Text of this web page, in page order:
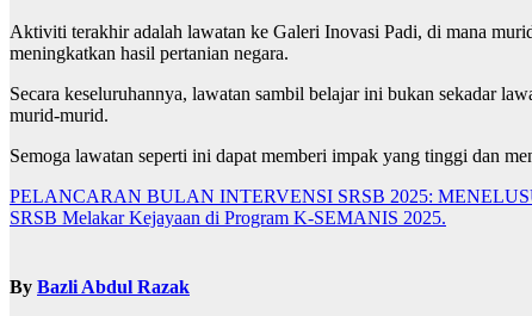
Aktiviti terakhir adalah lawatan ke Galeri Inovasi Padi, di mana
meningkatkan hasil pertanian negara.
Secara keseluruhannya, lawatan sambil belajar ini bukan sekadar
murid-murid.
Semoga lawatan seperti ini dapat memberi impak yang tinggi dan
Navigasi
kiriman
PELANCARAN BULAN INTERVENSI SRSB 2025:
SRSB Melakar Kejayaan di Program K-SEMANIS 2025.
By Bazli Abdul Razak